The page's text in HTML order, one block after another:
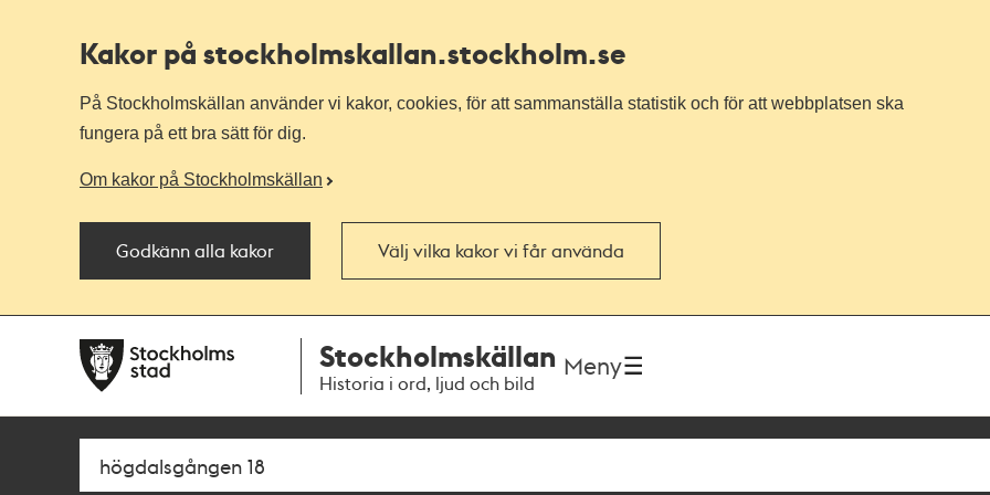
Kakor på stockholmskallan.stockholm.se
På Stockholmskällan använder vi kakor, cookies, för att sammanställa statistik och för att webbplatsen ska
fungera på ett bra sätt för dig.
Om kakor på Stockholmskällan
Godkänn alla kakor Välj vilka kakor vi får använda
navigationen
huvudinnehållet
Stockholmskällan
Historia i ord, ljud och bild
Meny
Sök